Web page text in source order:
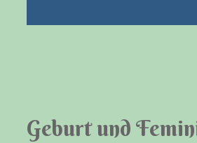
Geburt und